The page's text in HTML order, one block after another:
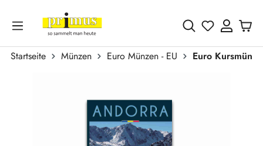
Zum Hauptinhalt springen
Du hast 0
Startseite Münzen Euro Münzen - EU
Euro